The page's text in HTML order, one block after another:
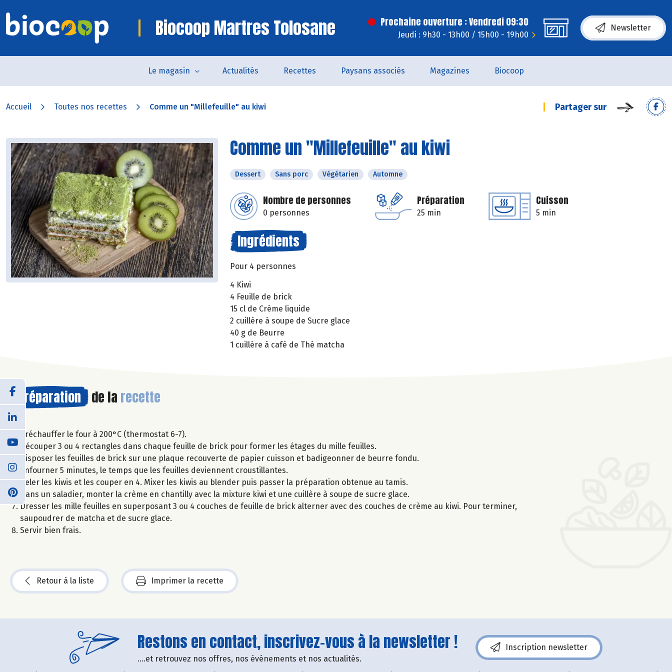
Biocoop Martres Tolosane Prochaine ouverture : Vendredi 09:30
Jeudi : 9h30 - 13h00 / 15h00 - 19h00
Newsletter
Le magasin Actualités Recettes Paysans associés Magazines Biocoop
Accueil Toutes nos recettes Comme un "Millefeuille" au kiwi Partager sur
Comme un "Millefeuille" au kiwi
Dessert Sans porc Végétarien Automne
Nombre de personnes
0 personnes
Préparation
25 min
Cuisson
5 min
Ingrédients
Pour 4 personnes
4 Kiwi
4 Feuille de brick
15 cl de Crème liquide
2 cuillère à soupe de Sucre glace
40 g de Beurre
1 cuillère à café de Thé matcha
Préparation de la recette
Préchauffer le four à 200°C (thermostat 6-7).
Découper 3 ou 4 rectangles dans chaque feuille de brick pour former les étages du mille feuilles.
Disposer les feuilles de brick sur une plaque recouverte de papier cuisson et badigeonner de beurre fondu.
Enfourner 5 minutes, le temps que les feuilles deviennent croustillantes.
Peler les kiwis et les couper en 4. Mixer les kiwis au blender puis passer la préparation obtenue au tamis.
Dans un saladier, monter la crème en chantilly avec la mixture kiwi et une cuillère à soupe de sucre glace.
Dresser les mille feuilles en superposant 3 ou 4 couches de feuille de brick alterner avec des couches de crème au kiwi. Pour terminer,
saupoudrer de matcha et de sucre glace.
Servir bien frais.
Retour à la liste Imprimer la recette
Restons en contact, inscrivez-vous à la newsletter !
....et retrouvez nos offres, nos événements et nos actualités.
Inscription newsletter